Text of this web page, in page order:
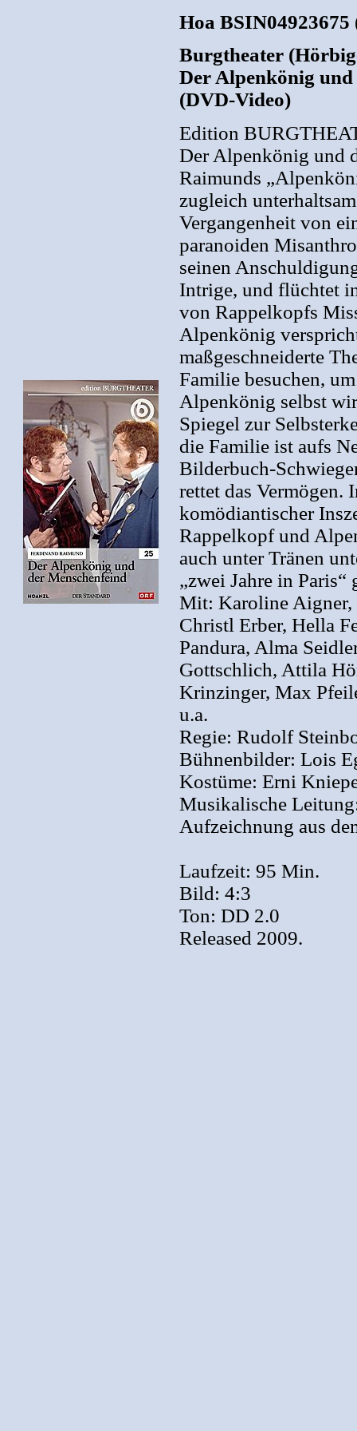
Hoa
Burgtheater
Der Alpenkönig
(DVD-Video)
Edition
Der Alpenkönig und
Raimunds
zugleich
Vergangenheit von
paranoiden
seinen
Intrige, und flüchtet
von Rappelkopfs
Alpenkönig
maßgeschneiderte
Familie besuchen,
Alpenkönig selbst
Spiegel zur
die Familie ist aufs
Bilderbuch-
rettet das Vermögen.
komödiantischer
Rappelkopf und
auch unter Tränen
„zwei Jahre in
Mit: Karoline Aigner,
Christl Erber, Hella
Pandura, Alma
Gottschlich, Attila
Krinzinger, Max
u.a.
Regie: Rudolf
Bühnenbilder: Lois
Kostüme: Erni
Musikalische
Aufzeichnung aus
Laufzeit: 95 Min.
Bild: 4:3
Ton: DD 2.0
Released 2009.